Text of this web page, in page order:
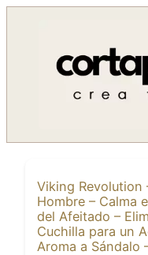
contenido
Viking Revolution
Hombre – Calma
del Afeitado –
Cuchilla para un
Aroma a Sándalo